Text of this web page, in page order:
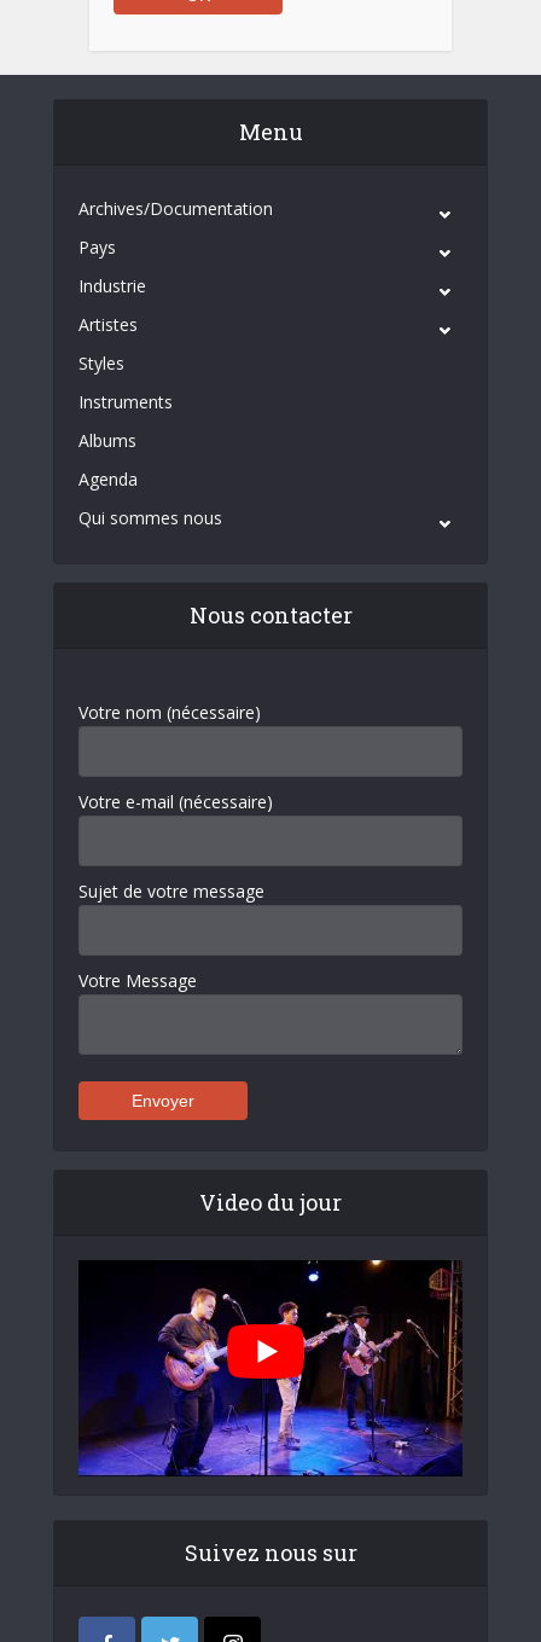
Menu
Archives/Documentation
Pays
Industrie
Artistes
Styles
Instruments
Albums
Agenda
Qui sommes nous
Nous contacter
Votre nom (nécessaire)
Votre e-mail (nécessaire)
Sujet de votre message
Votre Message
Video du jour
Suivez nous sur